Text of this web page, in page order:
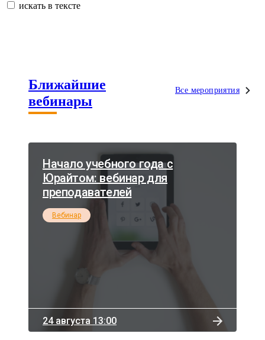
искать в тексте
Ближайшие
вебинары
Все мероприятия
Начало учебного года с
Юрайтом: вебинар для
преподавателей
Вебинар
24 августа 13:00